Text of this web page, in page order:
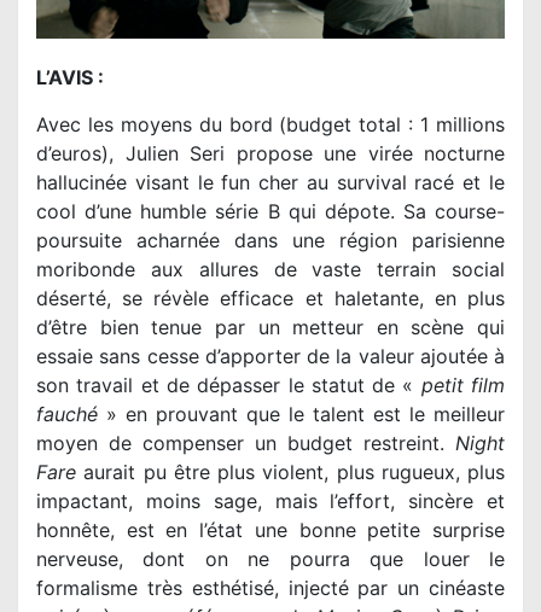
L’AVIS :
Avec les moyens du bord (budget total : 1 millions
d’euros), Julien Seri propose une virée nocturne
hallucinée visant le fun cher au survival racé et le
cool d’une humble série B qui dépote. Sa course-
poursuite acharnée dans une région parisienne
moribonde aux allures de vaste terrain social
déserté, se révèle efficace et haletante, en plus
d’être bien tenue par un metteur en scène qui
essaie sans cesse d’apporter de la valeur ajoutée à
son travail et de dépasser le statut de « petit film
fauché » en prouvant que le talent est le meilleur
moyen de compenser un budget restreint. Night
Fare aurait pu être plus violent, plus rugueux, plus
impactant, moins sage, mais l’effort, sincère et
honnête, est en l’état une bonne petite surprise
nerveuse, dont on ne pourra que louer le
formalisme très esthétisé, injecté par un cinéaste